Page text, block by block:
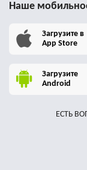
Наше
Загрузите в
App Store
Загрузите
Android
ЕСТЬ